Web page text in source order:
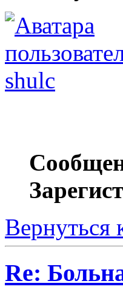
shulc
Вернуться
Re: